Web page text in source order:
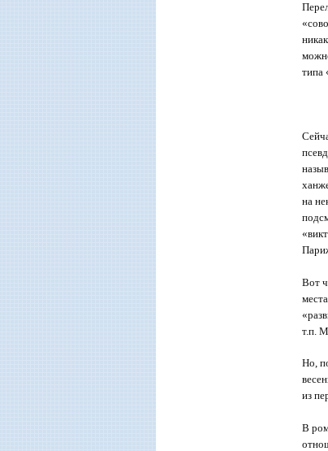
типа
на
Вот
т.п.
Но,
из
В